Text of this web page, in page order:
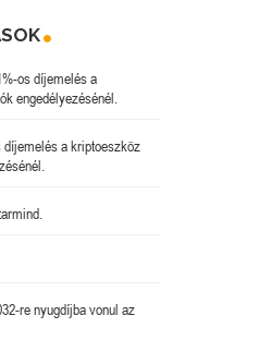
os díjemelés a
engedélyezésénél.
díjemelés a kriptoeszköz
re nyugdíjba vonul az